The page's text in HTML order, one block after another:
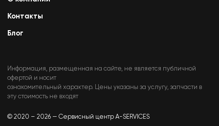
Контакты
Блог
Информация, размещенная на сайте, не является публичной
офертой и носит
ознакомительный характер. Цены указаны за услугу, запчасти в
эту стоимость не входят
© 2020 – 2026 — Сервисный центр A-SERVICES